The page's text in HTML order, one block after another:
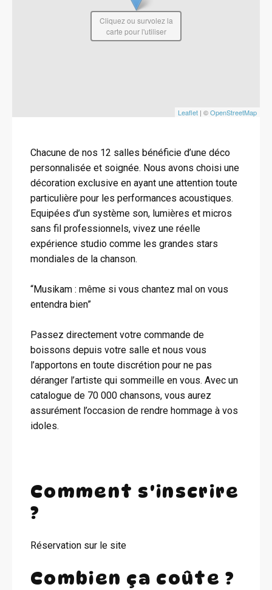
Leaflet | ©OpenStreetMap
Cliquez ou survolez la
carte pour l'utiliser
Chacune de nos 12 salles bénéficie d’une déco
personnalisée et soignée. Nous avons choisi une
décoration exclusive en ayant une attention toute
particulière pour les performances acoustiques.
Equipées d’un système son, lumières et micros
sans fil professionnels, vivez une réelle
expérience studio comme les grandes stars
mondiales de la chanson.
“Musikam : même si vous chantez mal on vous
entendra bien”
Passez directement votre commande de
boissons depuis votre salle et nous vous
l’apportons en toute discrétion pour ne pas
déranger l’artiste qui sommeille en vous. Avec un
catalogue de 70 000 chansons, vous aurez
assurément l’occasion de rendre hommage à vos
idoles.
Comment s'inscrire
?
Réservation sur le site
Combien ça coûte ?